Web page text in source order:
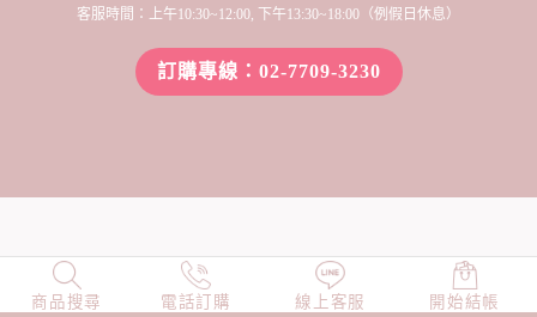
商品搜尋 電話訂購 線上客服 開始結帳
NEW 店長精選 TOP100 小編穿搭
客服時間：上午10:30~12:00, 下午13:30~18:00（例假日休息）
訂購專線：02-7709-3230